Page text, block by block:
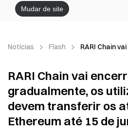
Mudar de site
Notícias Flash RARI Chain
RARI Chain vai
gradualmente, os
devem transferir os
Ethereum até 15 de